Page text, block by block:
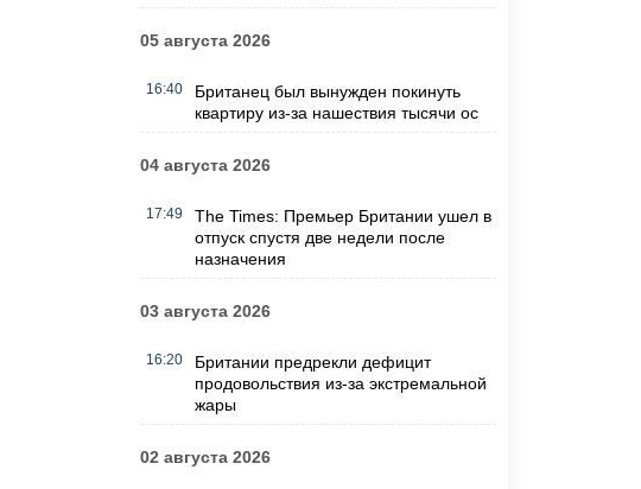
05 августа 2026
16:40
Британец был вынужден покинуть
квартиру из-за нашествия тысячи ос
04 августа 2026
17:49
The Times: Премьер Британии ушел в
отпуск спустя две недели после
назначения
03 августа 2026
16:20
Британии предрекли дефицит
продовольствия из-за экстремальной
жары
02 августа 2026